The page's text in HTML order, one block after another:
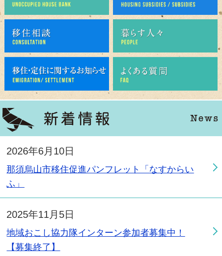
移住相談
プロモーション
2026年6月10日
那須烏山市移住促進パンフレット「なすからい
ふ」
2025年11月5日
地域おこし協力隊インターン参加者募集中！
【募集終了】